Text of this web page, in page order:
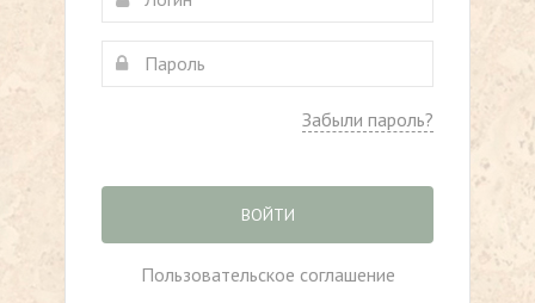
Забыли пароль?
ВОЙТИ
Пользовательское соглашение